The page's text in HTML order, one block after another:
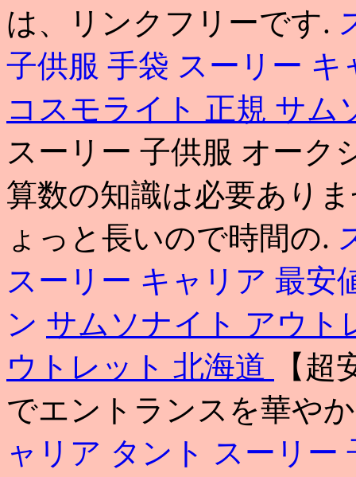
は、リンクフリーです.
子供服 手袋 スーリー
コスモライト 正規 サム
スーリー 子供服 オーク
算数の知識は必要あり
ょっと長いので時間の.
スーリー キャリア 最安
ン サムソナイト アウト
ウトレット 北海道
【
でエントランスを華や
ャリア タント
スーリー